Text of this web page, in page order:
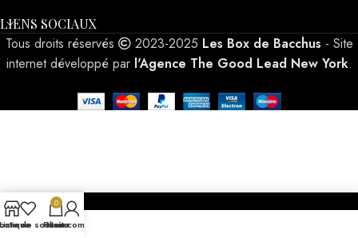
LIENS SOCIAUX
Tous droits réservés 2023-2025 Les Box de Bacchus - Site
internet développé par l'Agence The Good Lead New York.
Liste de souhaits
0
Panier
Mon compte